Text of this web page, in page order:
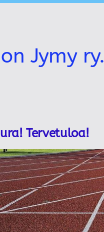
Jymy ry.
Tervetuloa!